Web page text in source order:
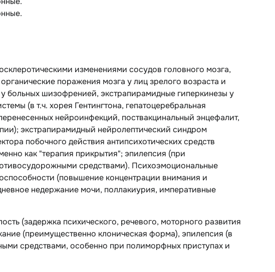
изменениями сосудов головного мозга,
поражения мозга у лиц зрелого возраста и
больных шизофренией, экстрапирамидные гиперкинезы у
(в т.ч. хорея Гентингтона, гепатоцеребральная
нейроинфекций, поствакцинальный энцефалит,
экстрапирамидный нейролептический синдром
побочного действия антипсихотических средств
как "терапия прикрытия"; эпилепсия (при
средствами). Психоэмоциональные
(повышение концентрации внимания и
недержание мочи, поллакиурия, императивные
(задержка психического, речевого, моторного развития
(преимущественно клоническая форма), эпилепсия (в
средствами, особенно при полиморфных приступах и